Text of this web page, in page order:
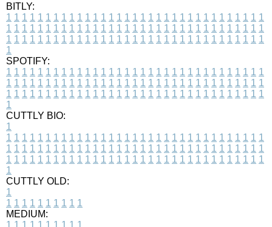
BITLY:
1 1 1 1 1 1 1 1 1 1 1 1 1 1 1 1 1 1 1 1 1 1 1 1 1 1 1 1 1 1 1 1 1
1 1 1 1 1 1 1 1 1 1 1 1 1 1 1 1 1 1 1 1 1 1 1 1 1 1 1 1 1 1 1 1 1
1 1 1 1 1 1 1 1 1 1 1 1 1 1 1 1 1 1 1 1 1 1 1 1 1 1 1 1 1 1 1 1 1
1
SPOTIFY:
1 1 1 1 1 1 1 1 1 1 1 1 1 1 1 1 1 1 1 1 1 1 1 1 1 1 1 1 1 1 1 1 1
1 1 1 1 1 1 1 1 1 1 1 1 1 1 1 1 1 1 1 1 1 1 1 1 1 1 1 1 1 1 1 1 1
1 1 1 1 1 1 1 1 1 1 1 1 1 1 1 1 1 1 1 1 1 1 1 1 1 1 1 1 1 1 1 1 1
1
CUTTLY BIO:
1
1 1 1 1 1 1 1 1 1 1 1 1 1 1 1 1 1 1 1 1 1 1 1 1 1 1 1 1 1 1 1 1 1
1 1 1 1 1 1 1 1 1 1 1 1 1 1 1 1 1 1 1 1 1 1 1 1 1 1 1 1 1 1 1 1 1
1 1 1 1 1 1 1 1 1 1 1 1 1 1 1 1 1 1 1 1 1 1 1 1 1 1 1 1 1 1 1 1 1
1
CUTTLY OLD:
1
1 1 1 1 1 1 1 1 1 1
MEDIUM:
1 1 1 1 1 1 1 1 1 1